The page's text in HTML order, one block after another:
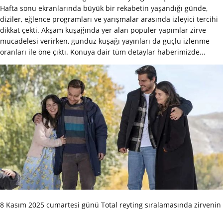
Hafta sonu ekranlarında büyük bir rekabetin yaşandığı günde,
diziler, eğlence programları ve yarışmalar arasında izleyici tercihi
dikkat çekti. Akşam kuşağında yer alan popüler yapımlar zirve
mücadelesi verirken, gündüz kuşağı yayınları da güçlü izlenme
oranları ile öne çıktı. Konuya dair tüm detaylar haberimizde...
8 Kasım 2025 cumartesi günü Total reyting sıralamasında zirvenin